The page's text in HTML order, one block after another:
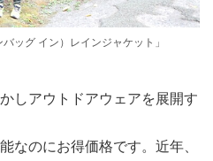
ッグ イン）レインジャケット」
しアウトドアウェアを展開す
なのにお得価格です。近年、